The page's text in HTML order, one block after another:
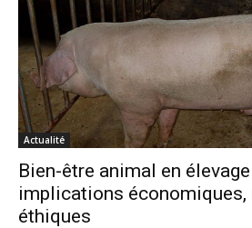
Actualité
Bien-être animal en
implications économiques,
éthiques